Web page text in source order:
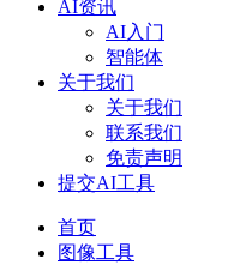
AI资讯
AI入门
智能体
关于我们
关于我们
联系我们
免责声明
提交AI工具
首页
图像工具